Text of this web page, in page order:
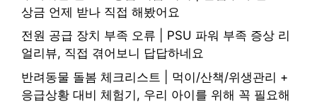
상금 언제 받나 직접 해봤어요
전원 공급 장치 부족 오류 | PSU 파워 부족 증상 리
얼리뷰, 직접 겪어보니 답답하네요
반려동물 돌봄 체크리스트 | 먹이/산책/위생관리 +
응급상황 대비 체험기, 우리 아이를 위해 꼭 필요해